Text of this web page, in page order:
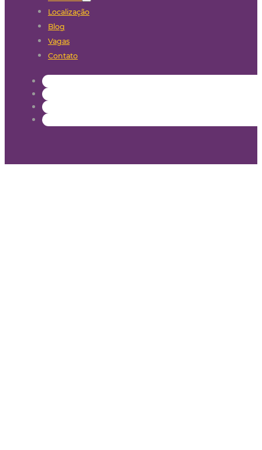
Localização
Blog
Vagas
Contato